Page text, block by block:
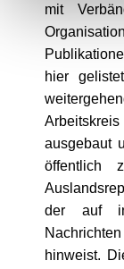
mit
hier
ausgebaut
öffentlich
der auf
hinweist.